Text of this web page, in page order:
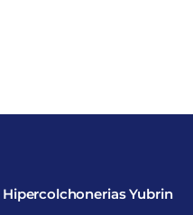
Hipercolchonerias Yubrin